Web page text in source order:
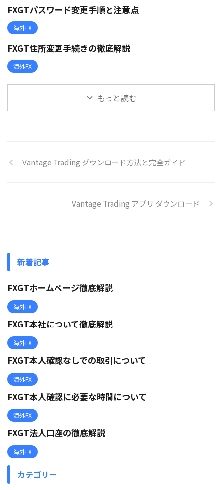
FXGTパスワード変更手順と注意点
海外FX
FXGT住所変更手続きの徹底解説
海外FX
もっと読む
Vantage Trading ダウンロード方法と完全ガイド
Vantage Trading アプリ ダウンロード
新着記事
FXGTホームページ徹底解説
海外FX
FXGT本社について徹底解説
海外FX
FXGT本人確認なしでの取引について
海外FX
FXGT本人確認に必要な時間について
海外FX
FXGT法人口座の徹底解説
海外FX
カテゴリー